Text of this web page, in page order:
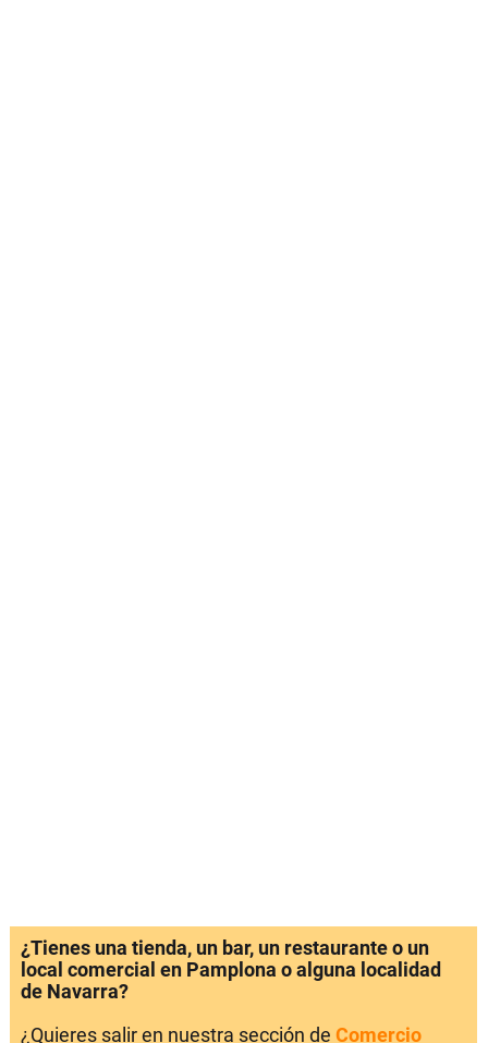
¿Tienes una tienda, un bar, un restaurante o un
local comercial en Pamplona o alguna localidad
de Navarra?
¿Quieres salir en nuestra sección de Comercio